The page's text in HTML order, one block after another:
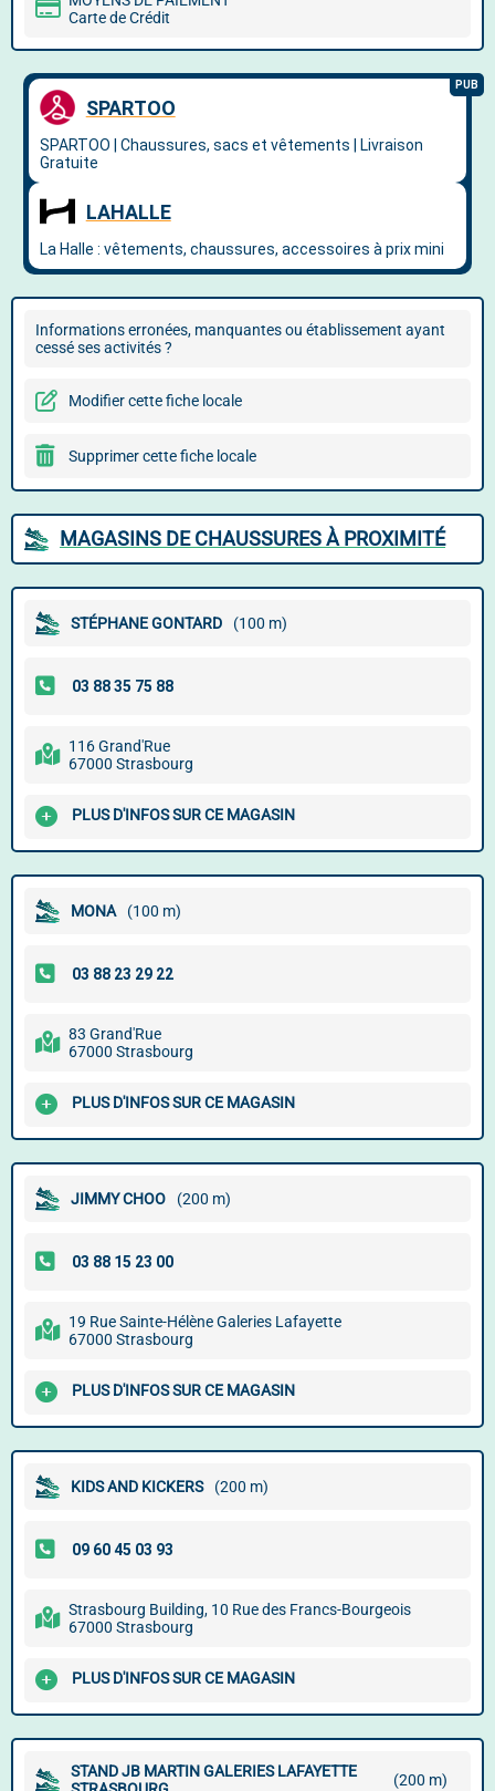
Carte de Crédit
Informations erronées, manquantes ou établissement ayant
cessé ses activités ?
Modifier cette fiche locale
Supprimer cette fiche locale
MAGASINS DE CHAUSSURES À PROXIMITÉ
STÉPHANE GONTARD (100 m)
116 Grand'Rue
67000 Strasbourg
PLUS D'INFOS SUR CE MAGASIN
MONA (100 m)
83 Grand'Rue
67000 Strasbourg
PLUS D'INFOS SUR CE MAGASIN
JIMMY CHOO (200 m)
19 Rue Sainte-Hélène Galeries Lafayette
67000 Strasbourg
PLUS D'INFOS SUR CE MAGASIN
KIDS AND KICKERS (200 m)
Strasbourg Building, 10 Rue des Francs-Bourgeois
67000 Strasbourg
PLUS D'INFOS SUR CE MAGASIN
STAND JB MARTIN GALERIES LAFAYETTE
(200 m)